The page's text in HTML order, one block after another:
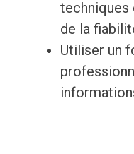
techniques
de la
Utiliser un